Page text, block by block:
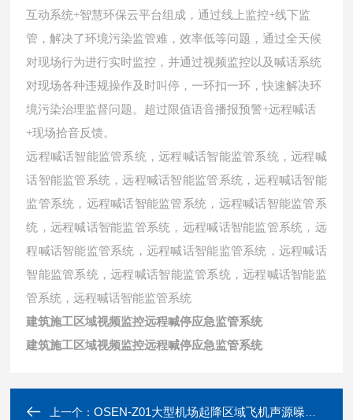
互动系统+智慧环保云平台组成，通过线上监控+线下监
管，解决了环境污染监管难，效率低等问题，通过全天候
对现场行为进行实时监控，并通过视频监控以及喊话系统
对现场各种违规操作及时叫停，一环扣一环，快速解决环
境污染治理监督问题。超过限值语音播报预警+远程喊话
+现场拾音反馈。
远程喊话智能监管系统，远程喊话智能监管系统，远程喊
话智能监管系统，远程喊话智能监管系统，远程喊话智能
监管系统，远程喊话智能监管系统，远程喊话智能监管系
统，远程喊话智能监管系统，远程喊话智能监管系统， 远
程喊话智能监管系统， 远程喊话智能监管系统， 远程喊话
智能监管系统，远程喊话智能监管系统，远程喊话智能监
管系统，远程喊话智能监管系统
建筑施工区域视频监控远程喊停应急监管系统
建筑施工区域视频监控远程喊停应急监管系统
上一个：OSEN-Z01大型机场起降区域飞机声源噪音检测管控系统